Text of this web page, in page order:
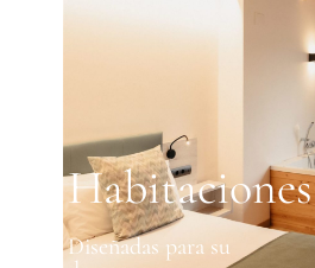
Habitaciones
Diseñadas para su